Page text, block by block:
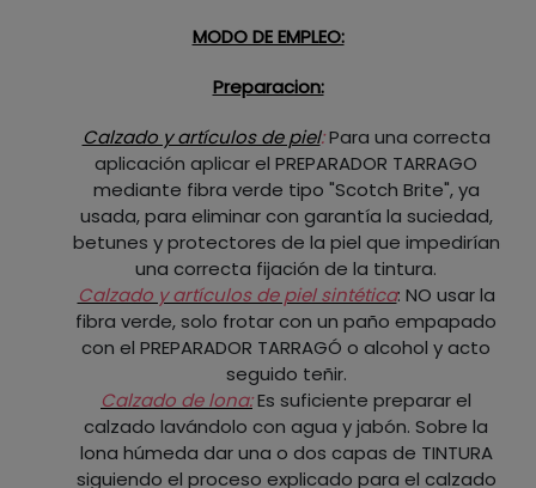
MODO DE EMPLEO:
Preparacion:
Calzado y artículos de piel:Para una correcta
aplicación aplicar el PREPARADOR TARRAGO
mediante fibra verde tipo "Scotch Brite", ya
usada, para eliminar con garantía la suciedad,
betunes y protectores de la piel que impedirían
una correcta fijación de la tintura.
Calzado y artículos de piel sintética: NO usar la
fibra verde, solo frotar con un paño empapado
con el PREPARADOR TARRAGÓ o alcohol y acto
seguido teñir.
Calzado de lona:Es suficiente preparar el
calzado lavándolo con agua y jabón. Sobre la
lona húmeda dar una o dos capas de TINTURA
siguiendo el proceso explicado para el calzado